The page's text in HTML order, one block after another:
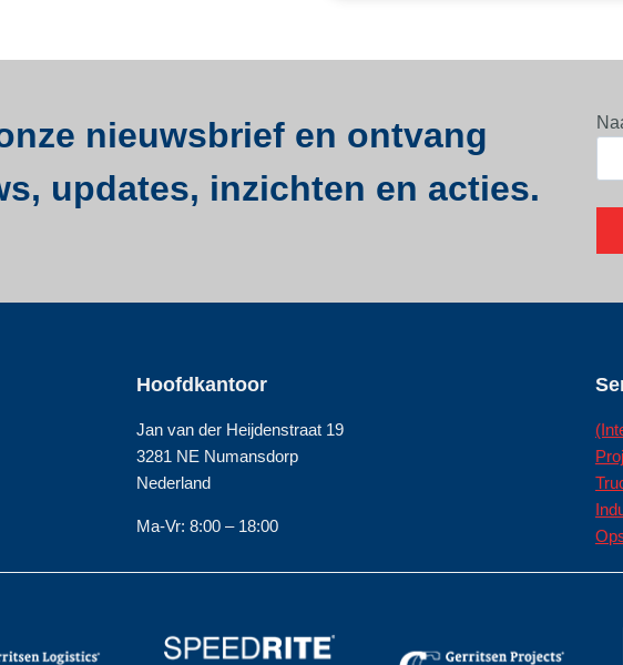
nieuwsbrief en ontvang
updates, inzichten en acties.
Hoofdkantoor
Jan van der Heijdenstraat 19
3281 NE Numansdorp
Nederland
Ma-Vr: 8:00 – 18:00